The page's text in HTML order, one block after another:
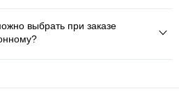
выбрать при заказе